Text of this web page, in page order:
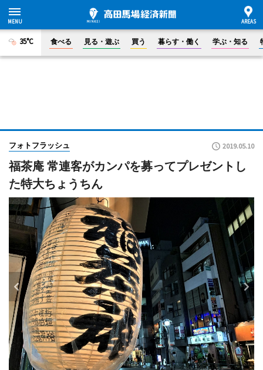
35°C 食べる 見る・遊ぶ 買う 暮らす・働く 学ぶ・知る
フォトフラッシュ 2019.05.10
福茶庵 常連客がカンパを募ってプレゼントし
た特大ちょうちん